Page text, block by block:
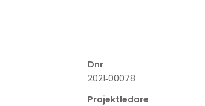
Dnr
2021‐00078
Projektledare